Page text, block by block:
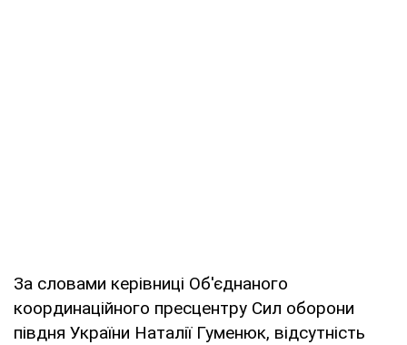
За словами керівниці Об'єднаного
координаційного пресцентру Сил оборони
півдня України Наталії Гуменюк, відсутність